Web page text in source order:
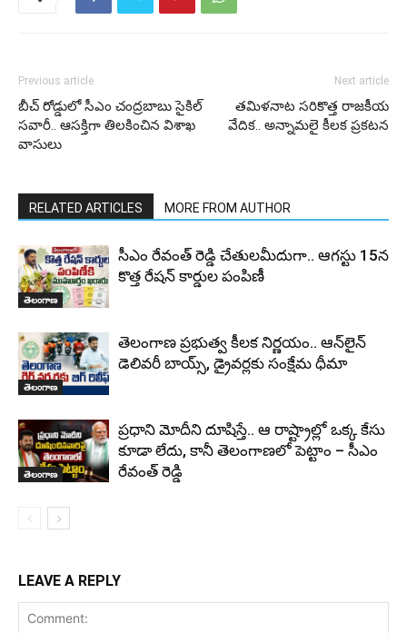
Previous article
బీచ్ రోడ్డులో సీఎం చంద్రబాబు సైకిల్
సవారీ.. ఆసక్తిగా తిలకించిన విశాఖ
వాసులు
Next article
తమిళనాట సరికొత్త రాజకీయ
వేదిక.. అన్నామలై కీలక ప్రకటన
RELATED ARTICLES MORE FROM AUTHOR
తెలంగాణ
సీఎం రేవంత్ రెడ్డి చేతులమీదుగా.. ఆగస్టు 15న
కొత్త రేషన్ కార్డుల పంపిణీ
తెలంగాణ
తెలంగాణ ప్రభుత్వ కీలక నిర్ణయం.. ఆన్‌లైన్
డెలివరీ బాయ్స్, డ్రైవర్లకు సంక్షేమ ధీమా
తెలంగాణ
ప్రధాని మోదీని దూషిస్తే.. ఆ రాష్ట్రాల్లో ఒక్క కేసు
కూడా లేదు, కానీ తెలంగాణలో పెట్టాం – సీఎం
రేవంత్ రెడ్డి
LEAVE A REPLY